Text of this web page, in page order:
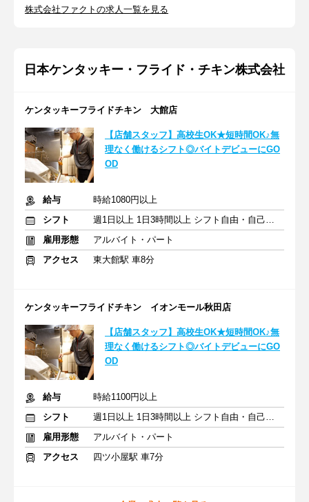
株式会社ファクトの求人一覧を見る
日本ケンタッキー・フライド・チキン株式会社
ケンタッキーフライドチキン 大館店
【店舗スタッフ】高校生OK★短時間OK♪無
理なく働けるシフト◎バイトデビューにGO
OD
給与
時給1080円以上
シフト
週1日以上 1日3時間以上 シフト自由・自己申告
雇用形態
アルバイト・パート
アクセス
東大館駅 車8分
ケンタッキーフライドチキン イオンモール秋田店
【店舗スタッフ】高校生OK★短時間OK♪無
理なく働けるシフト◎バイトデビューにGO
OD
給与
時給1100円以上
シフト
週1日以上 1日3時間以上 シフト自由・自己申告
雇用形態
アルバイト・パート
アクセス
四ツ小屋駅 車7分